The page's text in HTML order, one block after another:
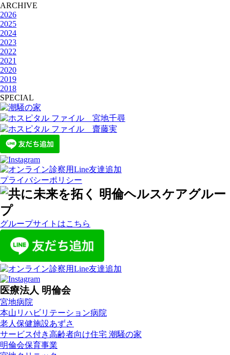
ARCHIVE
2026
2025
2024
2023
2022
2021
2020
2019
2018
SPECIAL
プライバシーポリシー
グループサイトはこちら
医療法人 明倫会
宮地病院
本山リハビリテーション病院
老人保健施設あずさ
サービス付き高齢者向け住宅 潮騒の家
明倫会保育事業